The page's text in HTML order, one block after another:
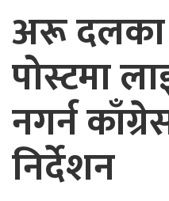
अरू दलका
पोस्टमा
नगर्न
निर्देशन